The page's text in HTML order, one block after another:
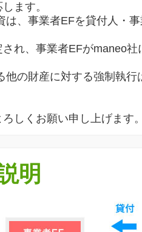
ます。
は、事業者EFを貸付人・
れ、事業者EFがmaneo
他の財産に対する強制執行
しくお願い申し上げます
明